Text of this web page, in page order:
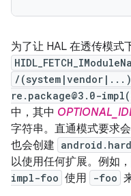
为了让 HAL 在透传模式
/
re.package@3.0-impl(
中，其中
字符串。直通模式要求
也会创建
以使用任何扩展。例如，
impl-foo 使用 -foo